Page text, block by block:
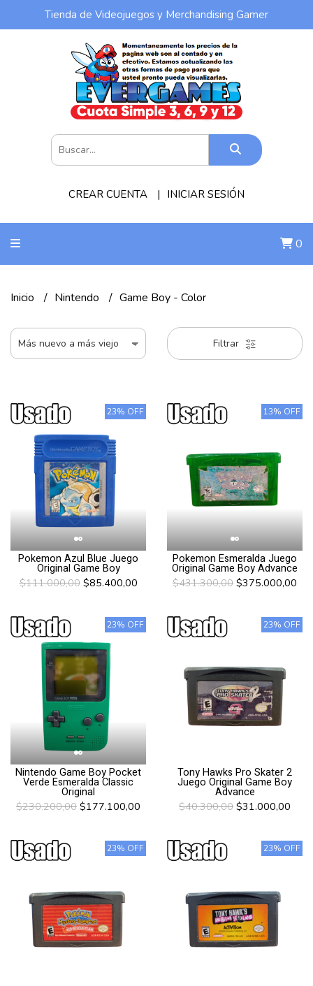
Tienda de Videojuegos y Merchandising Gamer
CREAR CUENTA INICIAR SESIÓN
0
Inicio Nintendo Game Boy - Color
Filtrar
23% OFF
Pokemon Azul Blue Juego
Original Game Boy
$111.000,00$85.400,00
13% OFF
Pokemon Esmeralda Juego
Original Game Boy Advance
$431.300,00 $375.000,00
23% OFF
Nintendo Game Boy Pocket
Verde Esmeralda Classic
Original
$230.200,00 $177.100,00
23% OFF
Tony Hawks Pro Skater 2
Juego Original Game Boy
Advance
$40.300,00 $31.000,00
23% OFF 23% OFF